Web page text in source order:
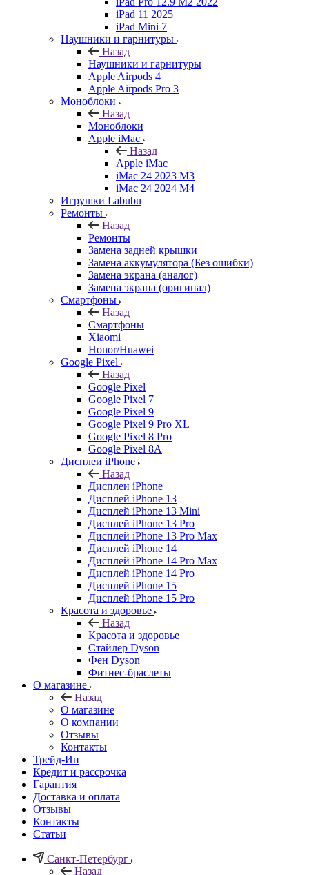
iPad 11 2025
iPad Mini 7
Наушники и гарнитуры
Назад
Наушники и гарнитуры
Apple Airpods 4
Apple Airpods Pro 3
Моноблоки
Назад
Моноблоки
Apple iMac
Назад
Apple iMac
iMac 24 2023 M3
iMac 24 2024 M4
Игрушки Labubu
Ремонты
Назад
Ремонты
Замена задней крышки
Замена аккумулятора (Без ошибки)
Замена экрана (аналог)
Замена экрана (оригинал)
Смартфоны
Назад
Смартфоны
Xiaomi
Honor/Huawei
Google Pixel
Назад
Google Pixel
Google Pixel 7
Google Pixel 9
Google Pixel 9 Pro XL
Google Pixel 8 Pro
Google Pixel 8A
Дисплеи iPhone
Назад
Дисплеи iPhone
Дисплей iPhone 13
Дисплей iPhone 13 Mini
Дисплей iPhone 13 Pro
Дисплей iPhone 13 Pro Max
Дисплей iPhone 14
Дисплей iPhone 14 Pro Max
Дисплей iPhone 14 Pro
Дисплей iPhone 15
Дисплей iPhone 15 Pro
Красота и здоровье
Назад
Красота и здоровье
Стайлер Dyson
Фен Dyson
Фитнес-браслеты
О магазине
Назад
О магазине
О компании
Отзывы
Контакты
Трейд-Ин
Кредит и рассрочка
Гарантия
Доставка и оплата
Отзывы
Контакты
Статьи
Санкт-Петербург
Назад